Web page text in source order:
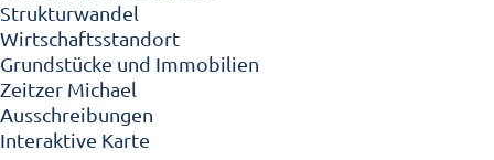
Strukturwandel
Wirtschaftsstandort
Grundstücke und Immobilien
Zeitzer Michael
Ausschreibungen
Interaktive Karte